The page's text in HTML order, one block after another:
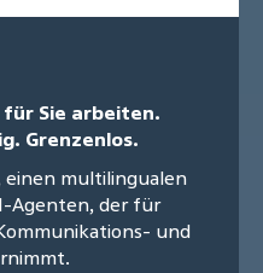
Sie arbeiten.
Grenzenlos.
einen multilingualen
Agenten, der für
und